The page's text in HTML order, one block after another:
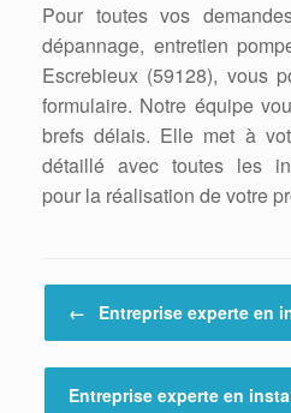
Pour toutes vos
dépannage, entretien
Escrebieux (59128), vous
formulaire. Notre équipe
brefs délais. Elle met à
détaillé avec toutes les
pour la réalisation de votre
← Entreprise experte en
Entreprise experte en